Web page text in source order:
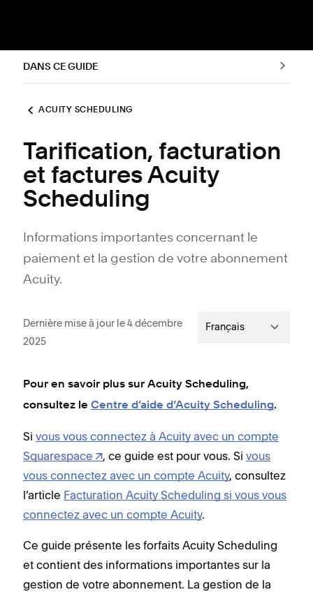
DANS CE GUIDE
ACUITY SCHEDULING
Tarification, facturation
et factures Acuity
Scheduling
Informations importantes concernant le
paiement et la gestion de votre abonnement
Acuity.
Dernière mise à jour le 4 décembre
2025
Français
Pour en savoir plus sur Acuity Scheduling,
consultez le Centre d’aide d’Acuity Scheduling.
Si vous vous connectez à Acuity avec un compte
Squarespace
, ce guide est pour vous. Si vous
vous connectez avec un compte Acuity, consultez
l’article Facturation Acuity Scheduling si vous vous
connectez avec un compte Acuity.
Ce guide présente les forfaits Acuity Scheduling
et contient des informations importantes sur la
gestion de votre abonnement. La gestion de la